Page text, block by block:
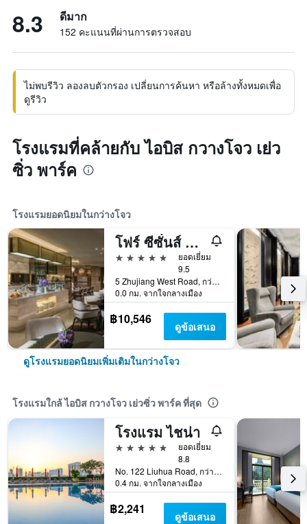
8.3 ดีมาก
152 คะแนนที่ผ่านการตรวจสอบ
ไม่พบรีวิว ลองลบตัวกรอง เปลี่ยนการค้นหา หรือล้างทั้งหมดเพื่อ
ดูรีวิว
โรงแรมที่คล้ายกับ ไอบิส กวางโจว เย่ว
ซิ่ว พาร์ค
โรงแรมยอดนิยมในกว่างโจว
โฟร์ ซีซั่นส์ กวางโจว
5 ดาว
ยอดเยี่ยม
9.5
5 Zhujiang West Road, กว่างโจว, จีน
0.0 กม. จากใจกลางเมือง
฿10,546 ดูข้อเสนอ
ดูโรงแรมยอดนิยมเพิ่มเติมในกว่างโจว
โรงแรมใกล้ ไอบิส กวางโจว เย่วซิ่ว พาร์ค ที่สุด
โรงแรม ไชน่า
5 ดาว
ยอดเยี่ยม
8.8
No. 122 Liuhua Road, กว่างโจว, จีน
0.4 กม. จากใจกลางเมือง
฿2,241 ดูข้อเสนอ